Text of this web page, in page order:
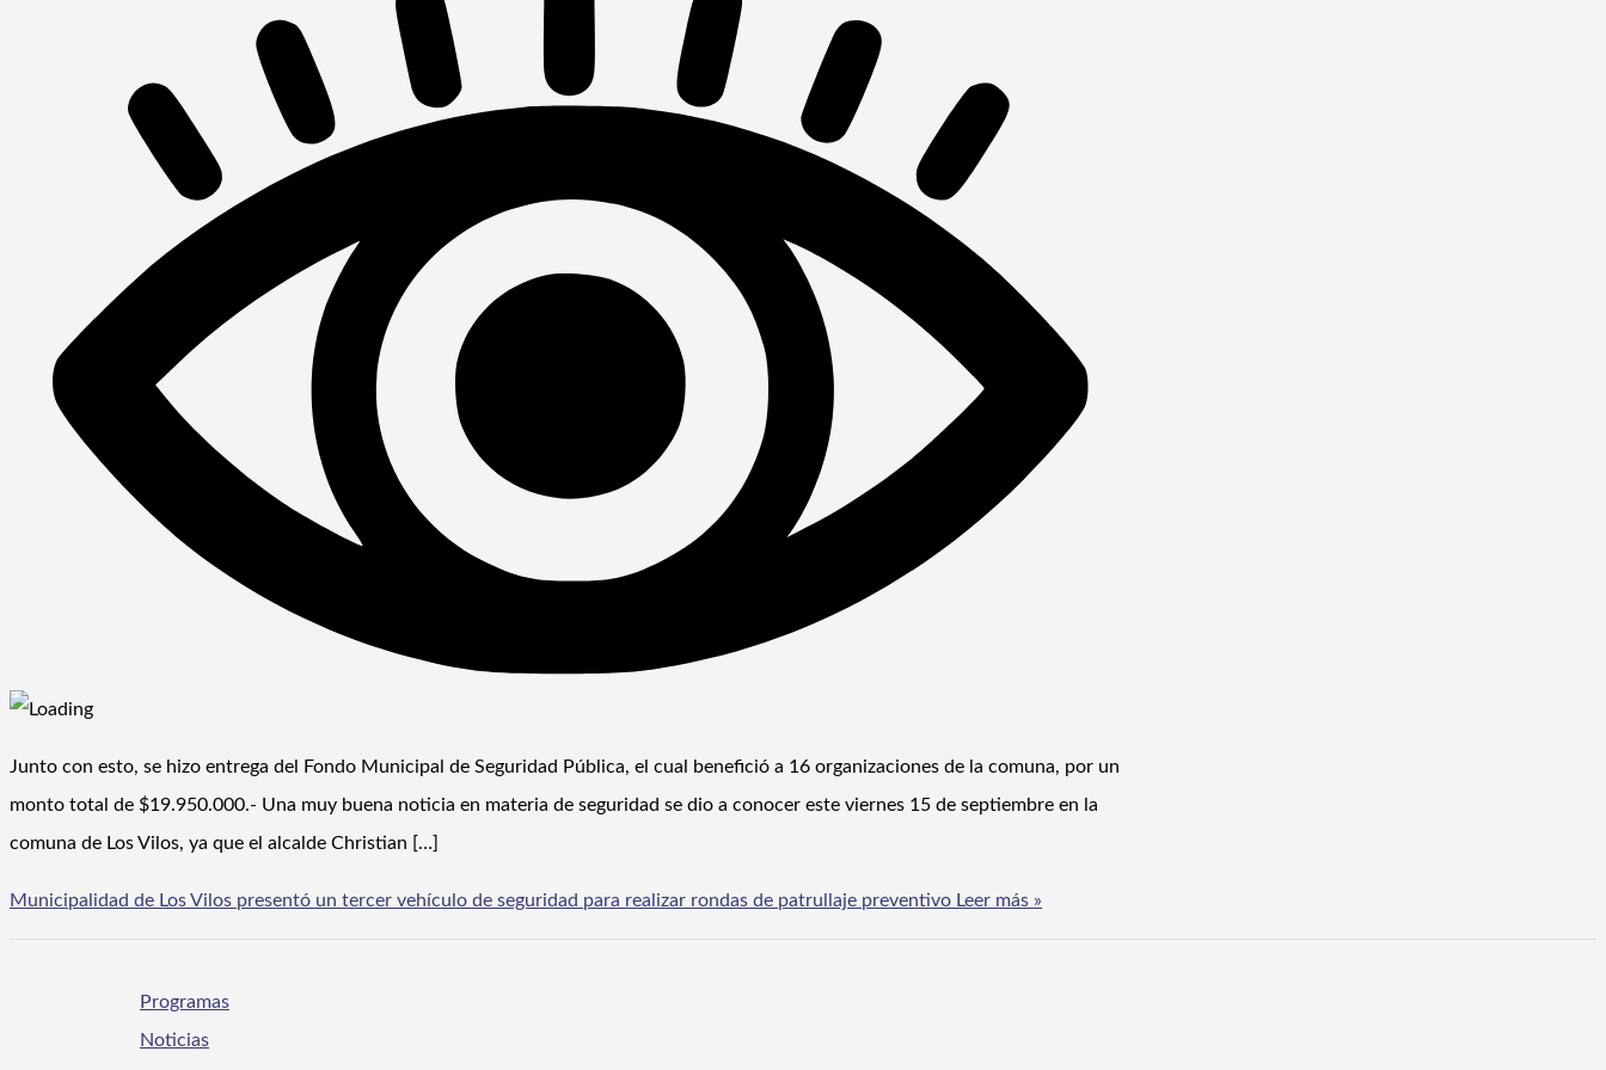
Junto con esto, se hizo entrega del Fondo Municipal de Seguridad Pública, el cual benefició a 16 organizaciones de la comuna, por un
monto total de $19.950.000.- Una muy buena noticia en materia de seguridad se dio a conocer este viernes 15 de septiembre en la
comuna de Los Vilos, ya que el alcalde Christian […]
Municipalidad de Los Vilos presentó un tercer vehículo de seguridad para realizar rondas de patrullaje preventivo Leer más »
Programas
Noticias